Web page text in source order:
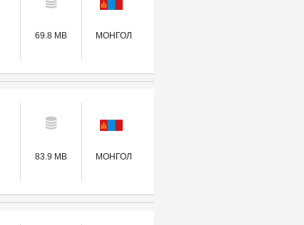
69.8 MB МОНГОЛ
83.9 MB МОНГОЛ